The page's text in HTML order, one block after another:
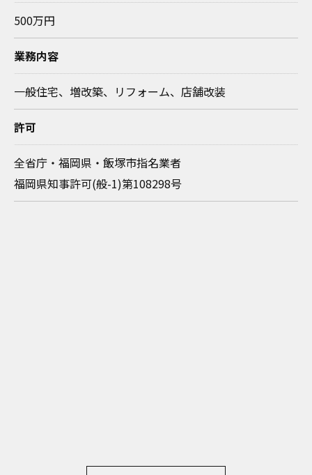
500万円
業務内容
一般住宅、増改築、リフォーム、店舗改装
許可
全省庁・福岡県・飯塚市指名業者
福岡県知事許可(般-1)第108298号